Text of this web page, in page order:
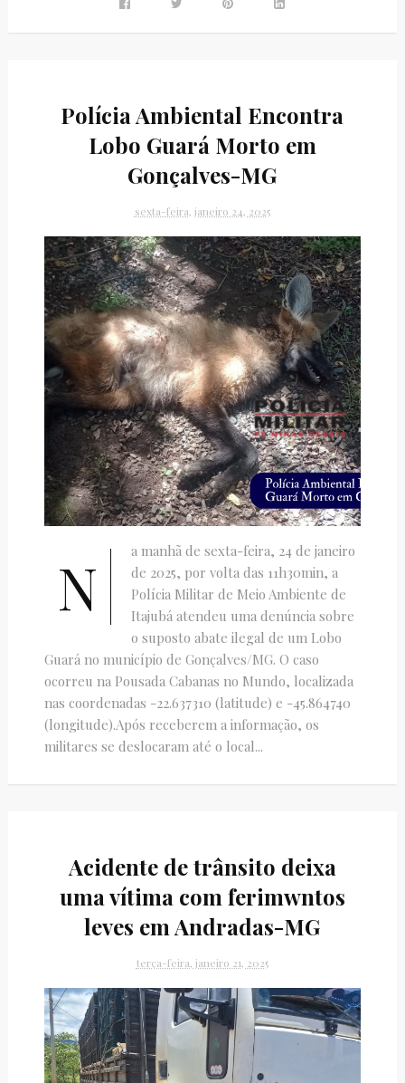
Polícia Ambiental Encontra
Lobo Guará Morto em
Gonçalves-MG
sexta-feira, janeiro 24, 2025
N
a manhã de sexta-feira, 24 de janeiro
de 2025, por volta das 11h30min, a
Polícia Militar de Meio Ambiente de
Itajubá atendeu uma denúncia sobre
o suposto abate ilegal de um Lobo
Guará no município de Gonçalves/MG. O caso
ocorreu na Pousada Cabanas no Mundo, localizada
nas coordenadas -22.637310 (latitude) e -45.864740
(longitude).Após receberem a informação, os
militares se deslocaram até o local...
Acidente de trânsito deixa
uma vítima com ferimwntos
leves em Andradas-MG
terça-feira, janeiro 21, 2025